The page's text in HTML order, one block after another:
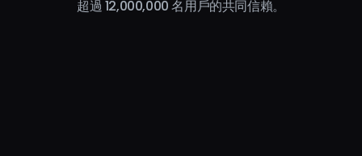
超過 12,000,000 名用戶的共同信賴。